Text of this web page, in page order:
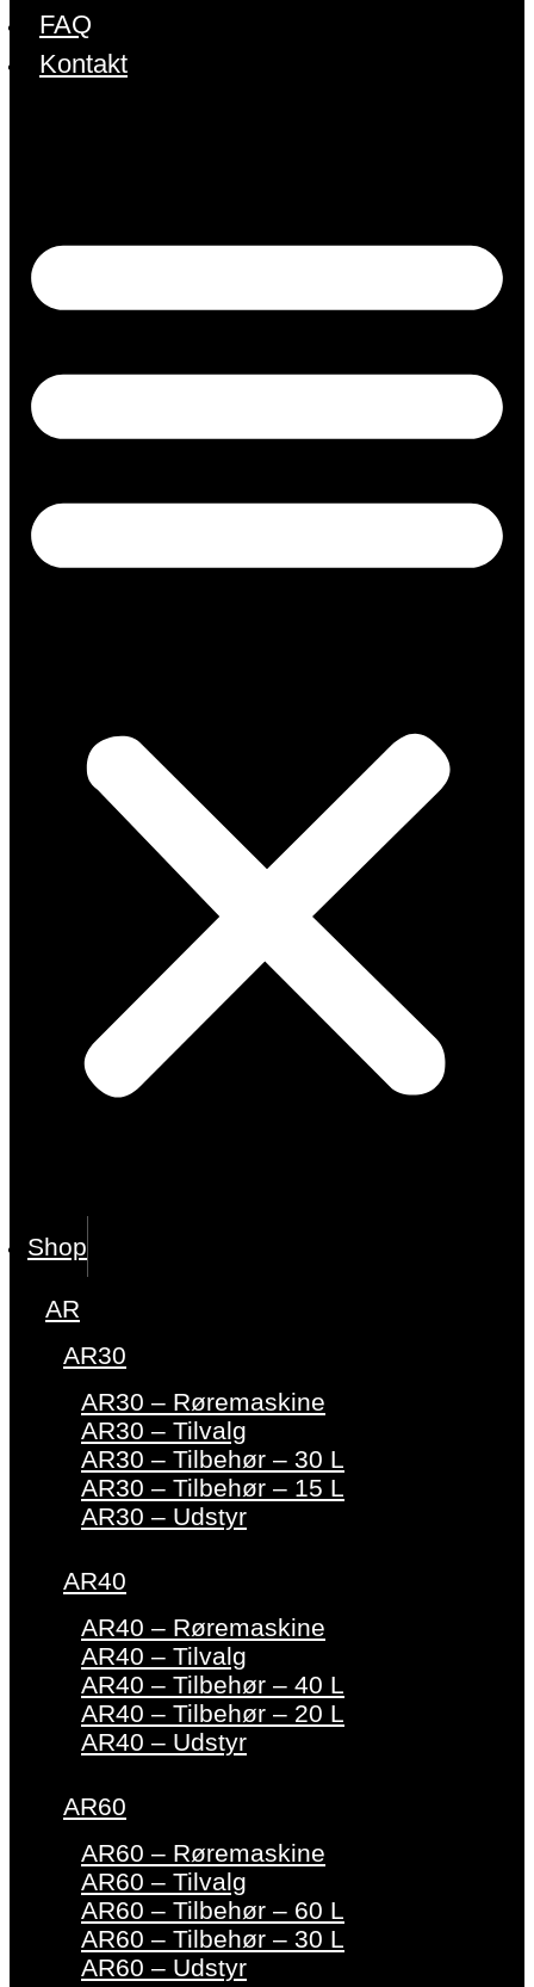
FAQ
Kontakt
Shop
AR
AR30
AR30 – Røremaskine
AR30 – Tilvalg
AR30 – Tilbehør – 30 L
AR30 – Tilbehør – 15 L
AR30 – Udstyr
AR40
AR40 – Røremaskine
AR40 – Tilvalg
AR40 – Tilbehør – 40 L
AR40 – Tilbehør – 20 L
AR40 – Udstyr
AR60
AR60 – Røremaskine
AR60 – Tilvalg
AR60 – Tilbehør – 60 L
AR60 – Tilbehør – 30 L
AR60 – Udstyr